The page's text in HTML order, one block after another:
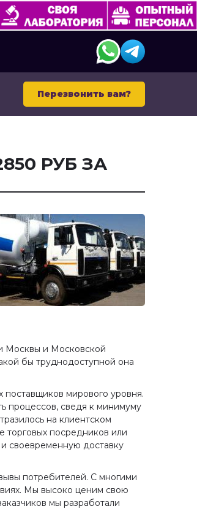
Перезвонить вам?
РУБ ЗА
Москвы и Московской
бы труднодоступной она
мирового уровня.
процессов, сведя к минимуму
на клиентском
торговых посредников или
своевременную доставку
потребителей. С многими
Мы высоко ценим свою
мы разработали